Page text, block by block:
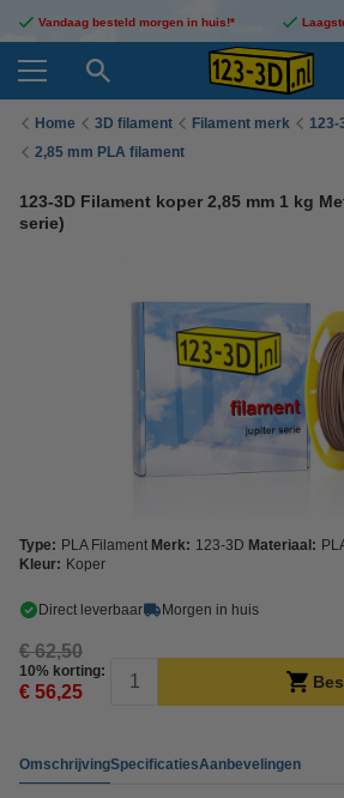
Vandaag besteld morgen in huis!*
Home 3D filament Filament merk 123-
2,85 mm PLA filament
123-3D Filament koper 2,85 mm 1 kg
serie)
Type: PLA Filament Merk: 123-3D Materiaal:
Kleur: Koper
Direct leverbaar Morgen in huis
€ 62,50
10% korting:
€ 56,25
OmschrijvingSpecificatiesAanbevelingen